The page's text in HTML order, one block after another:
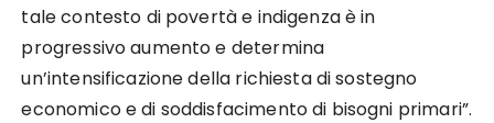
tale contesto di povertà e indigenza è in
progressivo aumento e determina
un’intensificazione della richiesta di sostegno
economico e di soddisfacimento di bisogni primari”.